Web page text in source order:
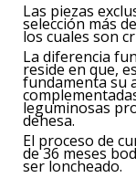
Las piezas
selección más
los cuales son
La diferencia
reside en que,
fundamenta su
leguminosas
dehesa.
El proceso de
de 36 meses
ser loncheado.